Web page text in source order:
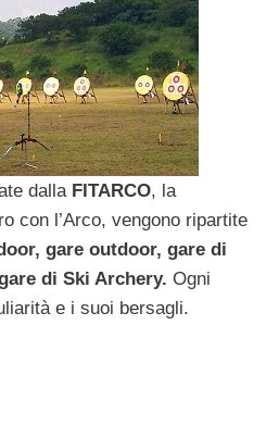
dalla FITARCO, la
con l’Arco, vengono ripartite
gare outdoor, gare di
di Ski Archery. Ogni
e i suoi bersagli.